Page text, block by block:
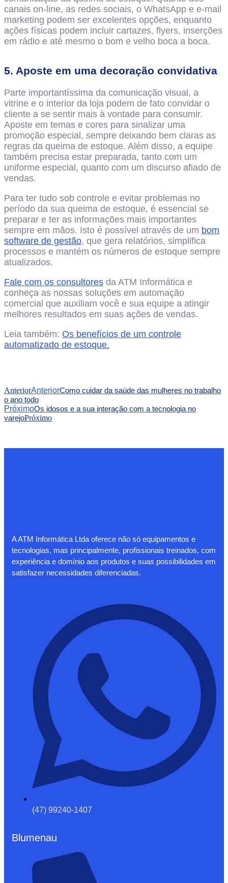
canais on-line, as redes sociais, o WhatsApp e e-mail
marketing podem ser excelentes opções, enquanto
ações físicas podem incluir cartazes, flyers, inserções
em rádio e até mesmo o bom e velho boca a boca.
5. Aposte em uma decoração convidativa
Parte importantíssima da comunicação visual, a
vitrine e o interior da loja podem de fato convidar o
cliente a se sentir mais à vontade para consumir.
Aposte em temas e cores para sinalizar uma
promoção especial, sempre deixando bem claras as
regras da queima de estoque. Além disso, a equipe
também precisa estar preparada, tanto com um
uniforme especial, quanto com um discurso afiado de
vendas.
Para ter tudo sob controle e evitar problemas no
período da sua queima de estoque, é essencial se
preparar e ter as informações mais importantes
sempre em mãos. Isto é possível através de um bom
software de gestão, que gera relatórios, simplifica
processos e mantém os números de estoque sempre
atualizados.
Fale com os consultores da ATM Informática e
conheça as nossas soluções em automação
comercial que auxiliam você e sua equipe a atingir
melhores resultados em suas ações de vendas.
Leia também: Os benefícios de um controle
automatizado de estoque.
AnteriorAnteriorComo cuidar da saúde das mulheres no trabalho
o ano todo
PróximoOs idosos e a sua interação com a tecnologia no
varejoPróximo
A ATM Informática Ltda oferece não só equipamentos e
tecnologias, mas principalmente, profissionais treinados, com
experiência e domínio aos produtos e suas possibilidades em
satisfazer necessidades diferenciadas.
(47) 99240-1407
Blumenau